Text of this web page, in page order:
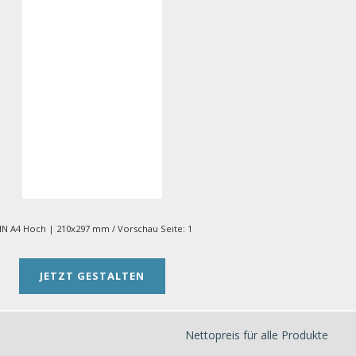
A4 Hoch | 210x297 mm / Vorschau Seite: 1
JETZT GESTALTEN
Nettopreis für alle Produkte